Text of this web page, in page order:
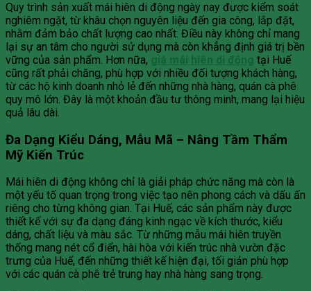
Quy trình sản xuất mái hiên di động ngày nay được kiểm soát
nghiêm ngặt, từ khâu chọn nguyên liệu đến gia công, lắp đặt,
nhằm đảm bảo chất lượng cao nhất. Điều này không chỉ mang
lại sự an tâm cho người sử dụng mà còn khẳng định giá trị bền
vững của sản phẩm. Hơn nữa, giá mái hiên di động tại Huế
cũng rất phải chăng, phù hợp với nhiều đối tượng khách hàng,
từ các hộ kinh doanh nhỏ lẻ đến những nhà hàng, quán cà phê
quy mô lớn. Đây là một khoản đầu tư thông minh, mang lại hiệu
quả lâu dài.
Đa Dạng Kiểu Dáng, Mẫu Mã – Nâng Tầm Thẩm
Mỹ Kiến Trúc
Mái hiên di động không chỉ là giải pháp chức năng mà còn là
một yếu tố quan trọng trong việc tạo nên phong cách và dấu ấn
riêng cho từng không gian. Tại Huế, các sản phẩm này được
thiết kế với sự đa dạng đáng kinh ngạc về kích thước, kiểu
dáng, chất liệu và màu sắc. Từ những mẫu mái hiên truyền
thống mang nét cổ điển, hài hòa với kiến trúc nhà vườn đặc
trưng của Huế, đến những thiết kế hiện đại, tối giản phù hợp
với các quán cà phê trẻ trung hay nhà hàng sang trọng.